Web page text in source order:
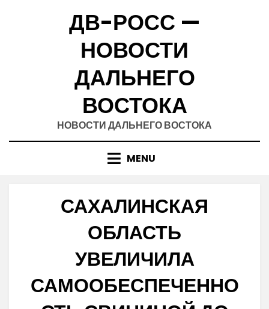
ДВ-РОСС —
НОВОСТИ
ДАЛЬНЕГО
ВОСТОКА
НОВОСТИ ДАЛЬНЕГО ВОСТОКА
MENU
САХАЛИНСКАЯ
ОБЛАСТЬ
УВЕЛИЧИЛА
САМООБЕСПЕЧЕННО